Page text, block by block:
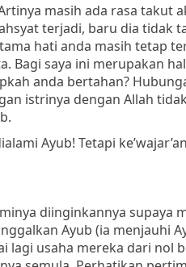
masih ada rasa takut
terjadi, baru dia tidak
hati anda masih tetap
Bagi saya ini merupakan
anda bertahan?
istrinya dengan Allah
Ayub! Tetapi
diinginkannya supaya
Ayub (ia menjauhi
lagi usaha mereka dari nol